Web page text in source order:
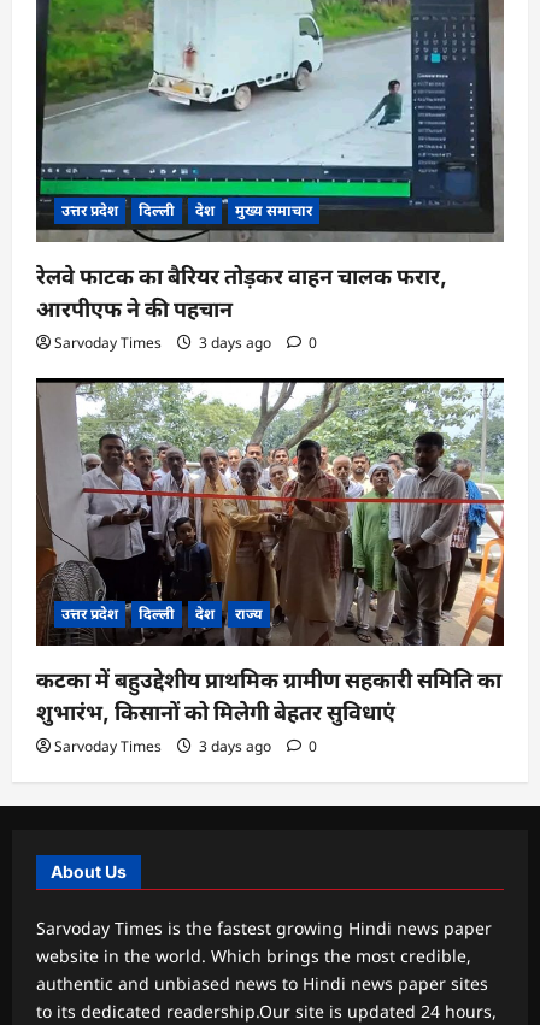
उत्तर प्रदेश दिल्ली देश मुख्य समाचार
रेलवे फाटक का बैरियर तोड़कर वाहन चालक फरार,
आरपीएफ ने की पहचान
Sarvoday Times 3 days ago 0
उत्तर प्रदेश दिल्ली देश राज्य
कटका में बहुउद्देशीय प्राथमिक ग्रामीण सहकारी समिति का
शुभारंभ, किसानों को मिलेगी बेहतर सुविधाएं
Sarvoday Times 3 days ago 0
About Us
Sarvoday Times is the fastest growing Hindi news paper
website in the world. Which brings the most credible,
authentic and unbiased news to Hindi news paper sites
to its dedicated readership.Our site is updated 24 hours,